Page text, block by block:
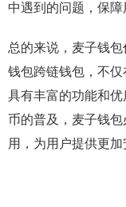
中遇到的问题，保障
总的来说，麦子钱
钱包跨链钱包，不
具有丰富的功能和
币的普及，麦子钱
用，为用户提供更加